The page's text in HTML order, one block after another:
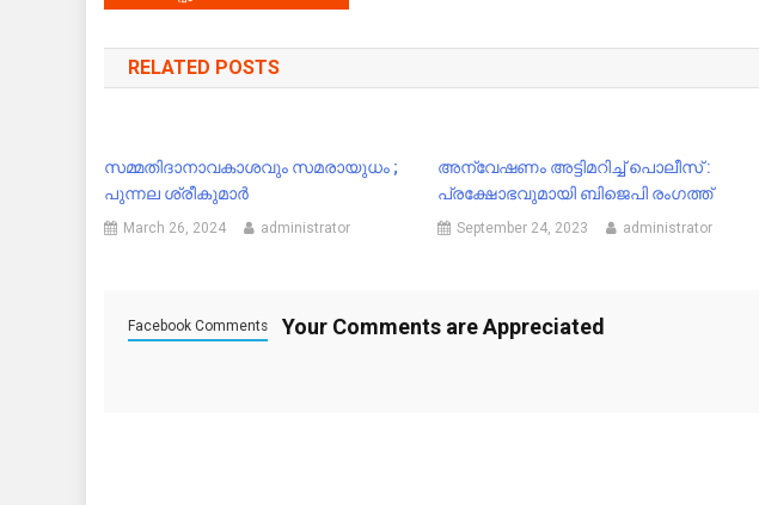
navigation
RELATED POSTS
സമ്മതിദാനാവകാശവും സമരായുധം ;
പുന്നല ശ്രീകുമാർ
March 26, 2024 administrator
അന്വേഷണം അട്ടിമറിച്ച് പൊലീസ് :
പ്രക്ഷോഭവുമായി ബിജെപി രംഗത്ത്
September 24, 2023 administrator
Your Comments are Appreciated
Facebook Comments